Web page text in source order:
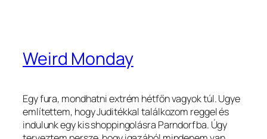
Weird Monday
Egy fura, mondhatni extrém hétfőn vagyok túl. Ugye
említettem, hogy Juditékkal találkozom reggel és
indulunk egy kis shoppingolásra Parndorfba. Úgy